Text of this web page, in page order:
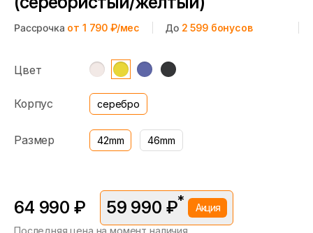
Рассрочка от 1 790 ₽/мес До 2 599бонусов
Цвет
Корпус серебро
Размер 42mm 46mm
64 990 ₽ 59 990 ₽* Акция
Последняя цена на момент наличия